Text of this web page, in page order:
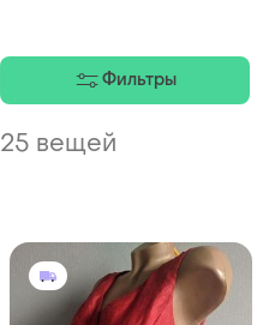
25 вещей
Фильтры